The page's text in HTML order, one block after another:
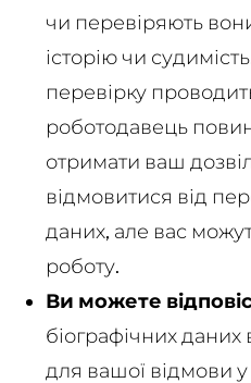
чи перевіряють
історію чи
перевірку
роботодавець
отримати ваш
відмовитися від
даних, але вас
роботу.
Ви можете
біографічних
для вашої відмови